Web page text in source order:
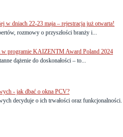
w dniach 22-23 maja – rejestracja już otwarta!
rozmowy o przyszłości branży i...
programie KAIZENTM Award Poland 2024
dążenie do doskonałości – to...
- jak dbać o okna PCV?
decyduje o ich trwałości oraz funkcjonalności.